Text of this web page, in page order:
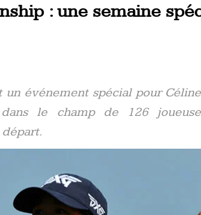
: une semaine
un événement spécial pour
le champ de 126